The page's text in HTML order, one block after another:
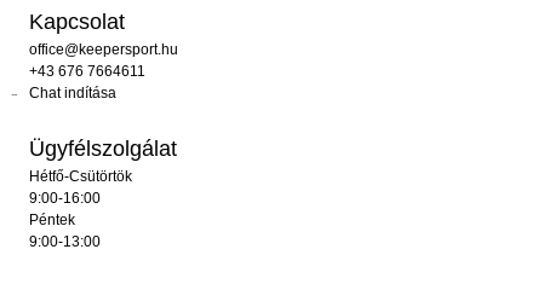
Kapcsolat
office@keepersport.hu
+43 676 7664611
Chat indítása
Ügyfélszolgálat
Hétfő-Csütörtök
9:00-16:00
Péntek
9:00-13:00